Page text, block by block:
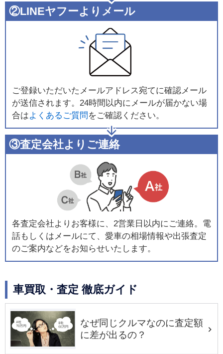
②LINEヤフーよりメール
ご登録いただいたメールアドレス宛てに確認メール
が送信されます。24時間以内にメールが届かない場
合はよくあるご質問 をご確認ください。
③査定会社よりご連絡
各査定会社よりお客様に、2営業日以内にご連絡。電
話もしくはメールにて、愛車の相場情報や出張査定
のご案内などをお知らせいたします。
車買取・査定 徹底ガイド
なぜ同じクルマなのに査定額
に差が出るの？